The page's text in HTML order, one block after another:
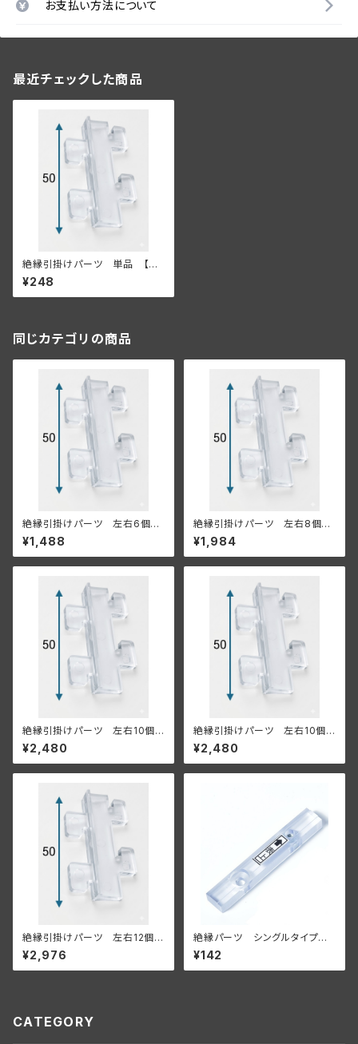
お支払い方法について
最近チェックした商品
絶縁引掛けパーツ 単品 【既
存の棚柱、もしくは金属什器に
付ける場合】
¥248
同じカテゴリの商品
絶縁引掛けパーツ 左右6個セ
ット 【既存の棚柱、もしくは金
属什器に付ける場合】
¥1,488
絶縁引掛けパーツ 左右8個セ
ット 【既存の棚柱、もしくは金
属什器に付ける場合】
¥1,984
絶縁引掛けパーツ 左右10個セ
ット 【既存の棚柱、もしくは金
属什器に付ける場合】
¥2,480
絶縁引掛けパーツ 左右10個セ
ット 【既存の棚柱、もしくは金
属什器に付ける場合】
¥2,480
絶縁引掛けパーツ 左右12個セ
ット 【既存の棚柱、もしくは金
属什器に付ける場合】
¥2,976
絶縁パーツ シングルタイプ
単品【壁面に付ける場合】
¥142
CATEGORY